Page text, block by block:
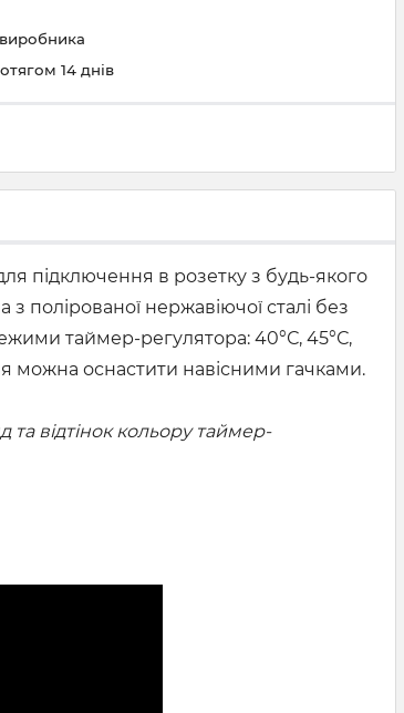
виробника
14 днів
підключення в розетку з будь-якого
полірованої нержавіючої сталі без
таймер-регулятора: 40°С, 45°С,
можна оснастити навісними гачками.
відтінок кольору таймер-